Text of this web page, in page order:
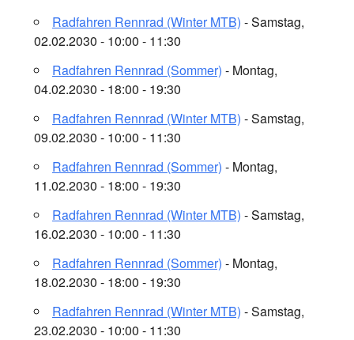
Radfahren Rennrad (Winter MTB) - Samstag,
02.02.2030 - 10:00 - 11:30
Radfahren Rennrad (Sommer) - Montag,
04.02.2030 - 18:00 - 19:30
Radfahren Rennrad (Winter MTB) - Samstag,
09.02.2030 - 10:00 - 11:30
Radfahren Rennrad (Sommer) - Montag,
11.02.2030 - 18:00 - 19:30
Radfahren Rennrad (Winter MTB) - Samstag,
16.02.2030 - 10:00 - 11:30
Radfahren Rennrad (Sommer) - Montag,
18.02.2030 - 18:00 - 19:30
Radfahren Rennrad (Winter MTB) - Samstag,
23.02.2030 - 10:00 - 11:30